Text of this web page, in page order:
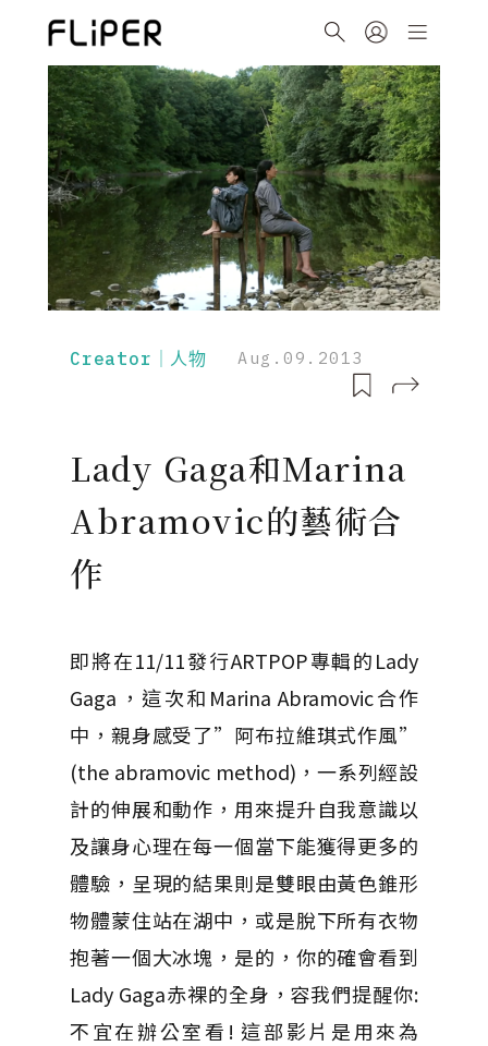
Creator｜人物 Aug.09.2013
Lady Gaga和Marina
Abramovic的藝術合
作
即將在11/11發行ARTPOP專輯的Lady
Gaga，這次和Marina Abramovic合作
中，親身感受了”阿布拉維琪式作風”
(the abramovic method)，一系列經設
計的伸展和動作，用來提升自我意識以
及讓身心理在每一個當下能獲得更多的
體驗，呈現的結果則是雙眼由黃色錐形
物體蒙住站在湖中，或是脫下所有衣物
抱著一個大冰塊，是的，你的確會看到
Lady Gaga赤裸的全身，容我們提醒你:
不宜在辦公室看! 這部影片是用來為